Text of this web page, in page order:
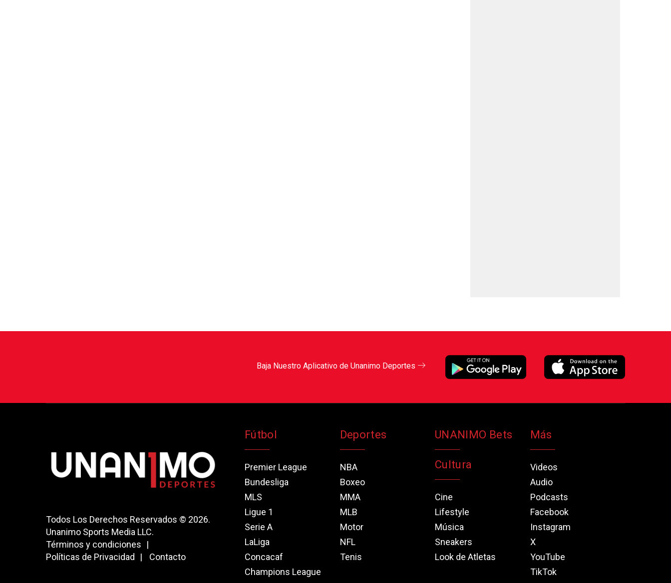
Baja Nuestro Aplicativo de Unanimo Deportes
Todos Los Derechos Reservados © 2026.
Unanimo Sports Media LLC.
Términos y condiciones
Políticas de Privacidad
Contacto
Fútbol
Premier League
Bundesliga
MLS
Ligue 1
Serie A
LaLiga
Concacaf
Champions League
Deportes
NBA
Boxeo
MMA
MLB
Motor
NFL
Tenis
UNANIMO Bets
Cultura
Cine
Lifestyle
Música
Sneakers
Look de Atletas
Más
Videos
Audio
Podcasts
Facebook
Instagram
X
YouTube
TikTok